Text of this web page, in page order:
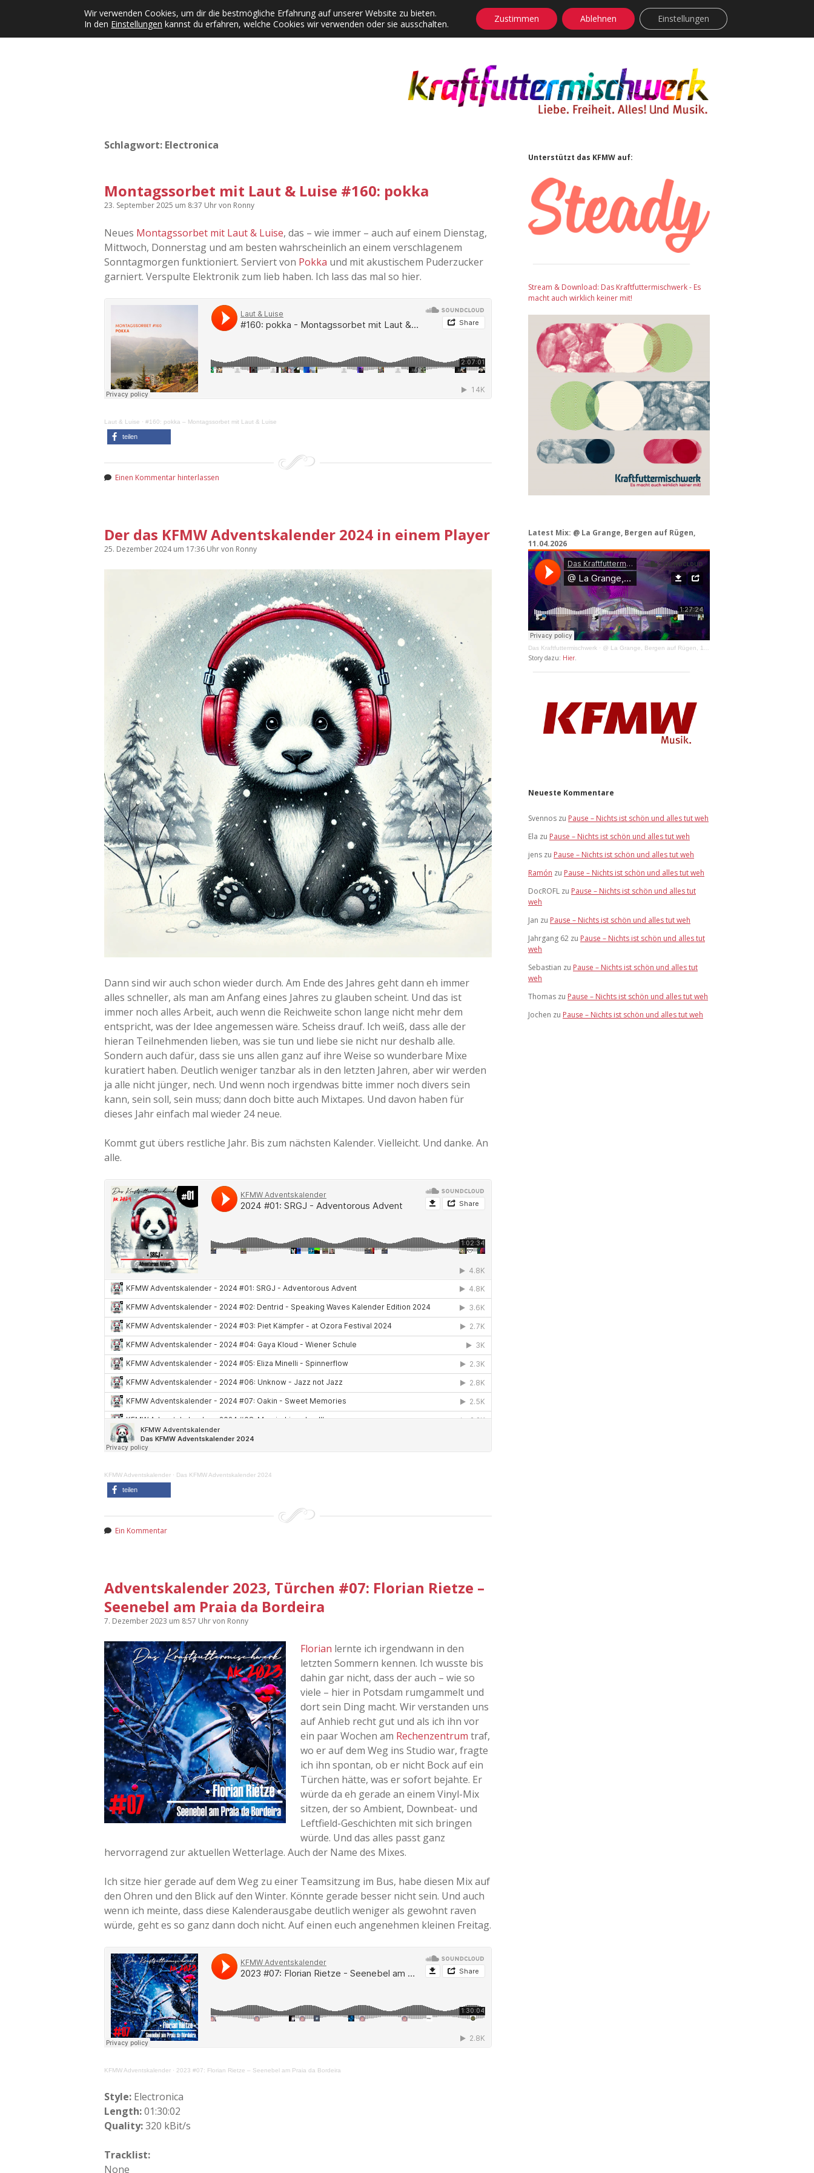
Kategorien Dropdown-Menü öffnen
KFMW-Disco Dates Instagrams Contact Adventskalender Dropdown-Menü öffnen facebook
instagram
rss soundcloud
vimeoBluesky
Schlagwort: Electronica
Montagssorbet mit Laut & Luise #160: pokka
23. September 2025 um 8:37 Uhrvon Ronny
Neues Montagssorbet mit Laut & Luise, das – wie immer – auch auf einem Dienstag,
Mittwoch, Donnerstag und am besten wahrscheinlich an einem verschlagenem
Sonntagmorgen funktioniert. Serviert von Pokka und mit akustischem Puderzucker
garniert. Verspulte Elektronik zum lieb haben. Ich lass das mal so hier.
Laut & Luise · #160: pokka – Montagssorbet mit Laut & Luise
teilen
Einen Kommentar hinterlassen
Der das KFMW Adventskalender 2024 in einem Player
25. Dezember 2024um 17:36 Uhrvon Ronny
Dann sind wir auch schon wieder durch. Am Ende des Jahres geht dann eh immer
alles schneller, als man am Anfang eines Jahres zu glauben scheint. Und das ist
immer noch alles Arbeit, auch wenn die Reichweite schon lange nicht mehr dem
entspricht, was der Idee angemessen wäre. Scheiss drauf. Ich weiß, dass alle der
hieran Teilnehmenden lieben, was sie tun und liebe sie nicht nur deshalb alle.
Sondern auch dafür, dass sie uns allen ganz auf ihre Weise so wunderbare Mixe
kuratiert haben. Deutlich weniger tanzbar als in den letzten Jahren, aber wir werden
ja alle nicht jünger, nech. Und wenn noch irgendwas bitte immer noch divers sein
kann, sein soll, sein muss; dann doch bitte auch Mixtapes. Und davon haben für
dieses Jahr einfach mal wieder 24 neue.
Kommt gut übers restliche Jahr. Bis zum nächsten Kalender. Vielleicht. Und danke. An
alle.
KFMW Adventskalender · Das KFMW Adventskalender 2024
teilen
Ein Kommentar
Adventskalender 2023, Türchen #07: Florian Rietze –
Seenebel am Praia da Bordeira
7. Dezember 2023 um 8:57 Uhrvon Ronny
Florian lernte ich irgendwann in den
letzten Sommern kennen. Ich wusste bis
dahin gar nicht, dass der auch – wie so
viele – hier in Potsdam rumgammelt und
dort sein Ding macht. Wir verstanden uns
auf Anhieb recht gut und als ich ihn vor
ein paar Wochen am Rechenzentrum traf,
wo er auf dem Weg ins Studio war, fragte
ich ihn spontan, ob er nicht Bock auf ein
Türchen hätte, was er sofort bejahte. Er
würde da eh gerade an einem Vinyl-Mix
sitzen, der so Ambient, Downbeat- und
Leftfield-Geschichten mit sich bringen
würde. Und das alles passt ganz
hervorragend zur aktuellen Wetterlage. Auch der Name des Mixes.
Ich sitze hier gerade auf dem Weg zu einer Teamsitzung im Bus, habe diesen Mix auf
den Ohren und den Blick auf den Winter. Könnte gerade besser nicht sein. Und auch
wenn ich meinte, dass diese Kalenderausgabe deutlich weniger als gewohnt raven
würde, geht es so ganz dann doch nicht. Auf einen euch angenehmen kleinen Freitag.
KFMW Adventskalender · 2023 #07: Florian Rietze – Seenebel am Praia da Bordeira
Style: Electronica
Length:01:30:02
Quality:320 kBit/s
Tracklist:
None
Sidebar
Unterstützt das KFMW auf:
Stream & Download: Das Kraftfuttermischwerk - Es
macht auch wirklich keiner mit!
Latest Mix: @ La Grange, Bergen auf Rügen,
11.04.2026
Das Kraftfuttermischwerk · @ La Grange, Bergen auf Rügen, 11.04.2026
Story dazu: Hier.
Neueste Kommentare
Svennos zu Pause – Nichts ist schön und alles tut weh
Ela zu Pause – Nichts ist schön und alles tut weh
jens zu Pause – Nichts ist schön und alles tut weh
Ramón zu Pause – Nichts ist schön und alles tut weh
DocROFL zu Pause – Nichts ist schön und alles tut
weh
Jan zu Pause – Nichts ist schön und alles tut weh
Jahrgang 62 zu Pause – Nichts ist schön und alles tut
weh
Sebastian zu Pause – Nichts ist schön und alles tut
weh
Thomas zu Pause – Nichts ist schön und alles tut weh
Jochen zu Pause – Nichts ist schön und alles tut weh
Wir verwenden Cookies, um dir die bestmögliche Erfahrung auf unserer Website zu bieten.
In den Einstellungen kannst du erfahren, welche Cookies wir verwenden oder sie ausschalten. Zustimmen Ablehnen Einstellungen